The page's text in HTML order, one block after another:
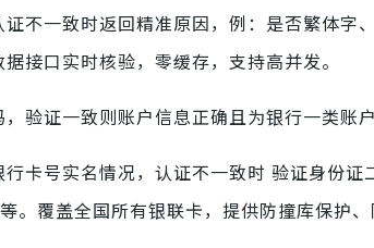
不一致时返回精准原因，例：是否繁体字
接口实时核验，零缓存，支持高并发。
验证一致则账户信息正确且为银行一类账户
卡号实名情况，认证不一致时 验证身份证
。覆盖全国所有银联卡，提供防撞库保护